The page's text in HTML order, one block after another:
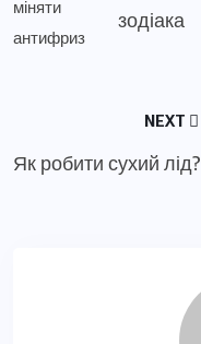
зодіака
NEXT
Як робити сухий лід?